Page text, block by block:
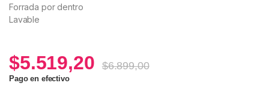
Forrada por dentro
Lavable
$5.519,20 $6.899,00
Pago en efectivo